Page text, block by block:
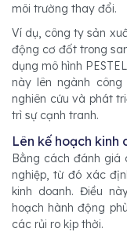
môi trường thay đổi.
Ví dụ, công ty sản
động cơ đốt trong
dụng mô hình
này lên ngành
nghiên cứu và phát
trì sự cạnh tranh.
Lên kế hoạch kinh
Bằng cách đánh
nghiệp, từ đó xác
kinh doanh. Điều
hoạch hành động
các rủi ro kịp thời.